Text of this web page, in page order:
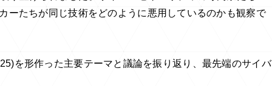
ーたちが同じ技術をどのように悪用しているのかも観察で
を形作った主要テーマと議論を振り返り、最先端のサイバ